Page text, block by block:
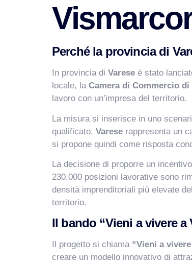
Perché la provincia di
In provincia di Varese è stato
locale, la Camera di Commercio di
lavoro con un’impresa del territorio.
La misura si inserisce in uno
qualificato. Varese rappresenta un
si propone quindi come risposta
La decisione di proporre un
230.000 posizioni lavorative sono
densità imprenditoriali più elevate
territorio.
Il bando “Vieni a vivere a
Il progetto si chiama “Vieni a
creare un modello innovativo di